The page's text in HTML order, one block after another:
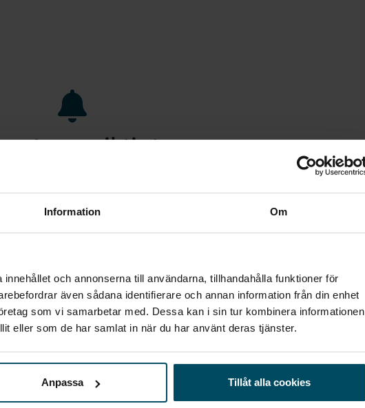
Information Om
och annonserna till användarna, tillhandahålla funktioner för
även sådana identifierare och annan information från din enhet
som vi samarbetar med. Dessa kan i sin tur kombinera informationen
eller som de har samlat in när du har använt deras tjänster.
Anpassa Tillåt alla cookies
starta en bevakning
så skickar vi ett mail direkt när
som motsvarar din sökning.